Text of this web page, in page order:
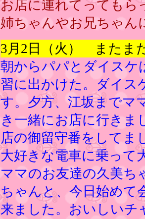
お店に連れてってもら
姉ちゃんやお兄ちゃん
3月2日（火） またま
朝からパパとダイスケ
習に出かけた。ダイス
す。夕方、江坂までマ
き一緒にお店に行きま
店の御留守番をしてま
大好きな電車に乗って
ママのお友達の久美ち
ちゃんと、今日始めて
来ました。おいしいチ